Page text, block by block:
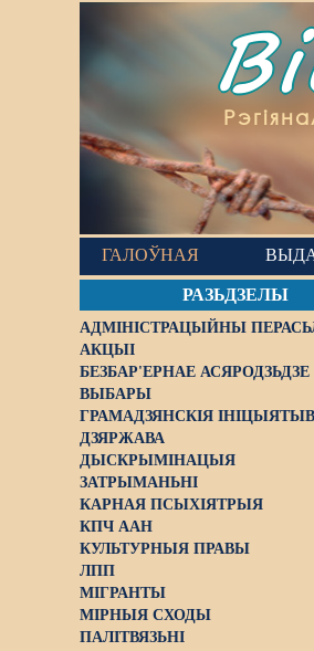
ГАЛОЎНАЯ
РАЗЬДЗЕЛЫ
АДМІНІСТРАЦЫЙНЫ
АКЦЫІ
БЕЗБАР'ЕРНАЕ АСЯРОДЗЬДЗЕ
ВЫБАРЫ
ГРАМАДЗЯНСКІЯ
ДЗЯРЖАВА
ДЫСКРЫМІНАЦЫЯ
ЗАТРЫМАНЬНІ
КАРНАЯ ПСЫХІЯТРЫЯ
КПЧ ААН
КУЛЬТУРНЫЯ ПРАВЫ
ЛПП
МІГРАНТЫ
МІРНЫЯ СХОДЫ
ПАЛІТВЯЗЬНІ